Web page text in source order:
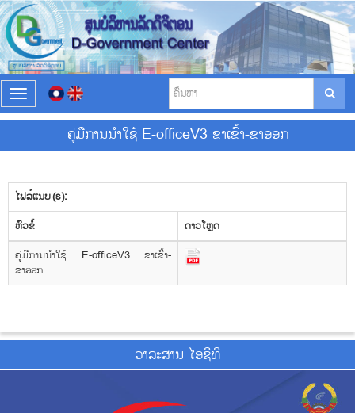
T
o
g
l
n
a
v
i
g
a
t
i
ຄູ່ມືການນຳໃຊ້ E-officeV3 ຂາເຂົ້າ-ຂາອອກ
ໄຟລ໌ແນບ (s):
​ຫົວ​ຂໍ້
ດາວ​ໂຫຼດ
ຄູ່ມືການນຳໃຊ້ E-officeV3 ຂາເຂົ້າ-
ຂາອອກ
ວາ​ລະ​ສານ ໄອ​ຊີ​ທີ